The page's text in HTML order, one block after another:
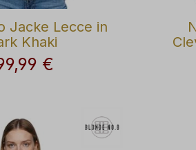
Jacke Lecce in
Khaki
Preis:
€